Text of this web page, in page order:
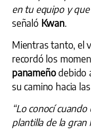
en tu equipo y
señaló Kwan.
Mientras tanto, el
recordó los
panameño debido
su camino hacia las
“Lo conocí
plantilla de la gran